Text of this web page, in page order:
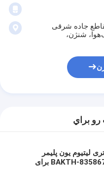
تقاطع جاده شرقی
شنژن،
رو براي
لیتیوم یون پلیمر
BAKTH-835867-1S-3 برای